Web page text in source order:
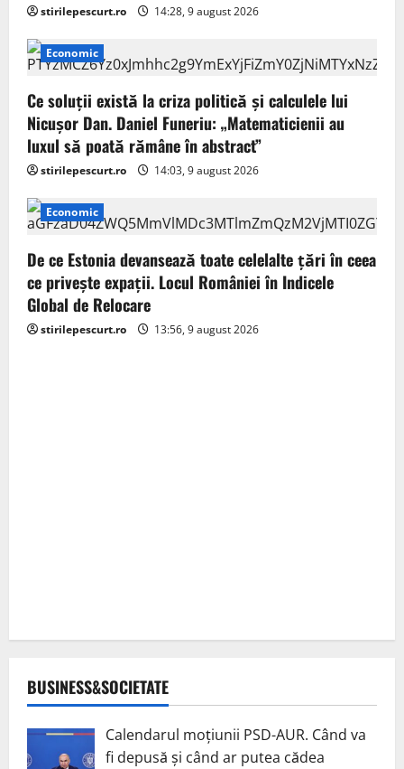
stirilepescurt.ro 14:28, 9 august 2026
Economic
Ce soluții există la criza politică și calculele lui
Nicușor Dan. Daniel Funeriu: „Matematicienii au
luxul să poată rămâne în abstract”
stirilepescurt.ro 14:03, 9 august 2026
Economic
De ce Estonia devansează toate celelalte țări în ceea
ce privește expații. Locul României în Indicele
Global de Relocare
stirilepescurt.ro 13:56, 9 august 2026
BUSINESS&SOCIETATE
Calendarul moțiunii PSD-AUR. Când va
fi depusă și când ar putea cădea